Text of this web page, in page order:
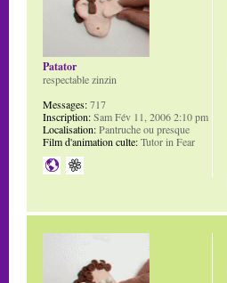
Patator
respectable zinzin
Messages:717
Inscription:Sam Fév 11, 2006 2:10 pm
Localisation:Pantruche ou presque
Film d'animation culte:Tutor in Fear